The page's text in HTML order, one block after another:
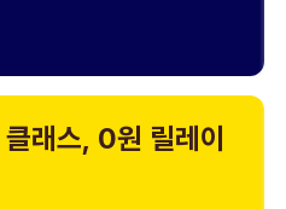
래스, 0원 릴레이